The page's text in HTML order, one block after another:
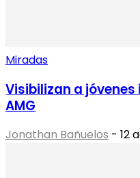
Miradas
Visibilizan a
AMG
Jonathan Bañuelos - 12